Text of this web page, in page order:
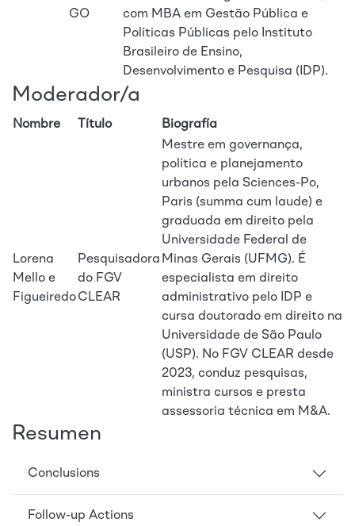
GO
com MBA em Gestão Pública e
Políticas Públicas pelo Instituto
Brasileiro de Ensino,
Desenvolvimento e Pesquisa (IDP).
Moderador/a
Nombre Título Biografía
Lorena
Mello e
Figueiredo
Pesquisadora
do FGV
CLEAR
Mestre em governança,
política e planejamento
urbanos pela Sciences-Po,
Paris (summa cum laude) e
graduada em direito pela
Universidade Federal de
Minas Gerais (UFMG). É
especialista em direito
administrativo pelo IDP e
cursa doutorado em direito na
Universidade de São Paulo
(USP). No FGV CLEAR desde
2023, conduz pesquisas,
ministra cursos e presta
assessoria técnica em M&A.
Resumen
Conclusions
Follow-up Actions